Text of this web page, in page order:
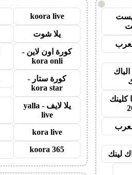
!
الباك
كلينك
لينك
koora live
يلا شوت
كورة اون لاين -
kora onli
كورة ستار -
kora star
يلا لايف - yalla
live
kora live
koora 365